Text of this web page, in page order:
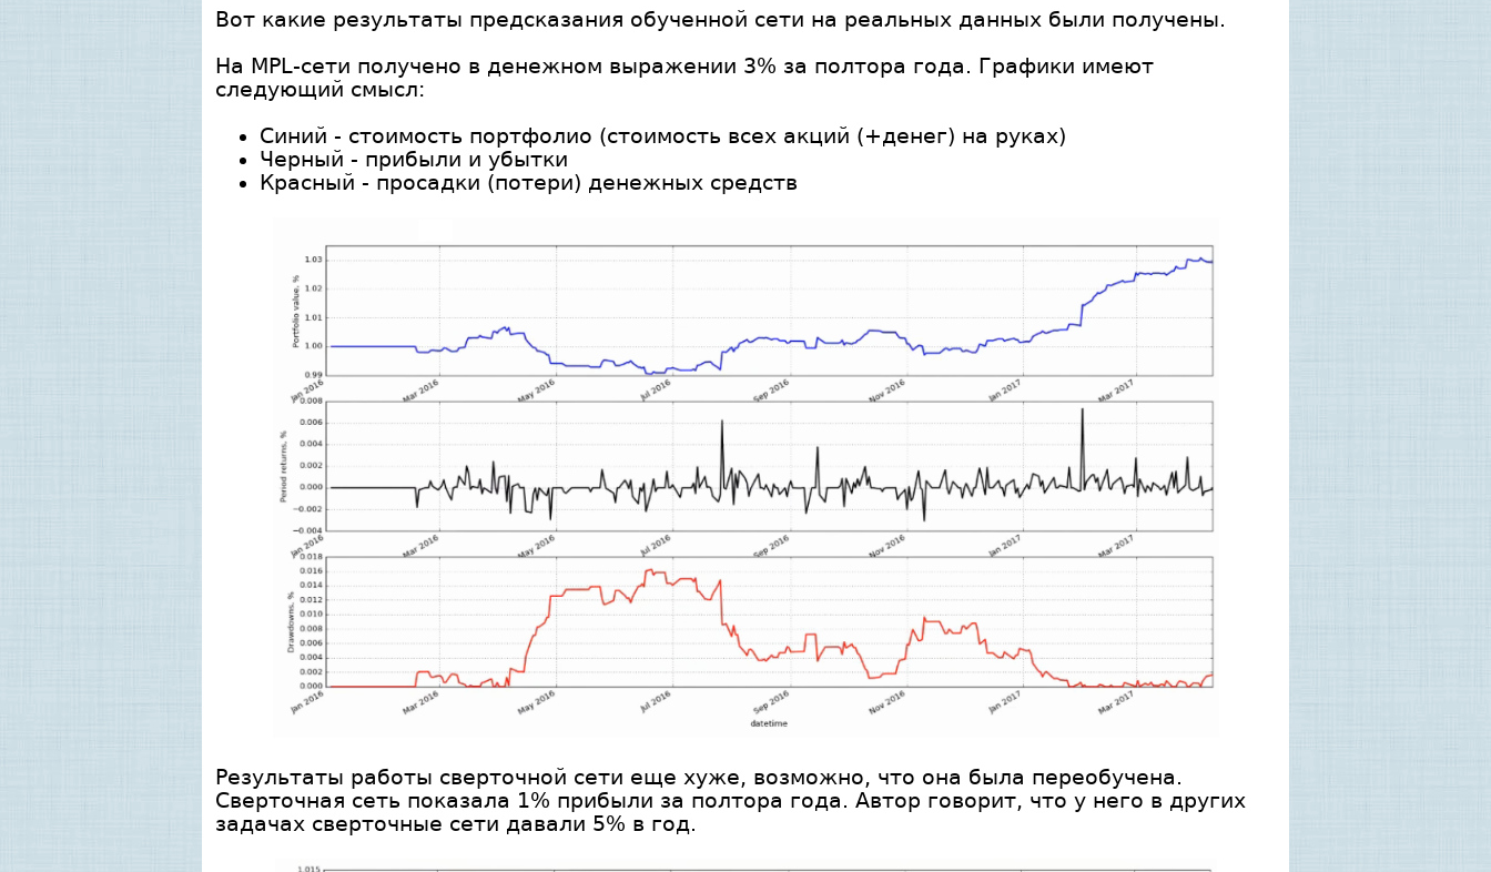
Вот какие результаты предсказания обученной сети на реальных данных были получены.
На MPL-сети получено в денежном выражении 3% за полтора года. Графики имеют
следующий смысл:
Синий - стоимость портфолио (стоимость всех акций (+денег) на руках)
Черный - прибыли и убытки
Красный - просадки (потери) денежных средств
Результаты работы сверточной сети еще хуже, возможно, что она была переобучена.
Сверточная сеть показала 1% прибыли за полтора года. Автор говорит, что у него в других
задачах сверточные сети давали 5% в год.